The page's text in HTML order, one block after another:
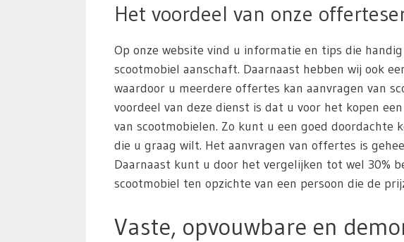
Het voordeel van onze
Op onze website vind u informatie en tips die
scootmobiel aanschaft. Daarnaast hebben wij ook
waardoor u meerdere offertes kan aanvragen van
voordeel van deze dienst is dat u voor het kopen
van scootmobielen. Zo kunt u een goed doordachte
die u graag wilt. Het aanvragen van offertes is
Daarnaast kunt u door het vergelijken tot wel 30%
scootmobiel ten opzichte van een persoon die de
Vaste, opvouwbare en